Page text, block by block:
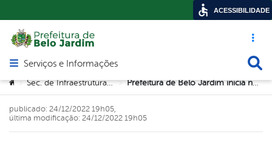
Acesso
Abrir menu principal de navegação
Serviços e Informações
Você está aqui:
> Sec. de Infraestrutura e Urbanismo > Prefeitura de Belo Jardim inicia nova rede de saneamento na Avenida Geminiano Maciel
publicado: 24/12/2022 19h05,
última modificação: 24/12/2022 19h05
ACESSIBILIDADE